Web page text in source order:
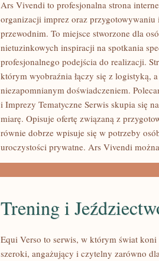
Ars Vivendi to profesjonalna strona
organizacji imprez oraz
przewodnim. To miejsce stworzone dla
nietuzinkowych inspiracji na spotkania
profesjonalnego podejścia do realizacji.
którym wyobraźnia łączy się z logistyką,
niezapomnianym doświadczeniem.
i Imprezy Tematyczne Serwis skupia się
miarę. Opisuje ofertę związaną z
równie dobrze wpisuje się w potrzeby
uroczystości prywatne. Ars Vivendi można
Trening i
Equi Verso to serwis, w którym świat
szeroki, angażujący i czytelny zarówno